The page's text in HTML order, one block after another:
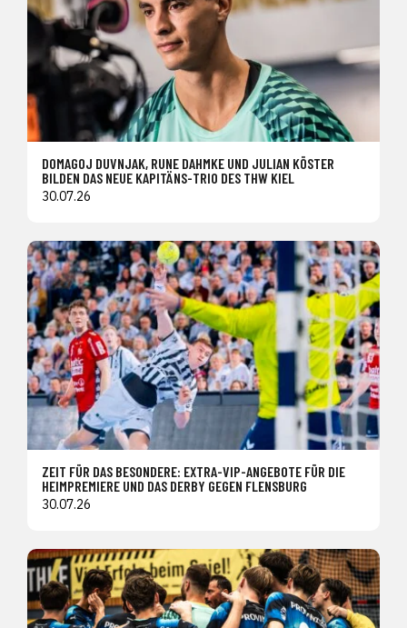
DOMAGOJ DUVNJAK, RUNE DAHMKE UND JULIAN KÖSTER
BILDEN DAS NEUE KAPITÄNS-TRIO DES THW KIEL
30.07.26
ZEIT FÜR DAS BESONDERE: EXTRA-VIP-ANGEBOTE FÜR DIE
HEIMPREMIERE UND DAS DERBY GEGEN FLENSBURG
30.07.26